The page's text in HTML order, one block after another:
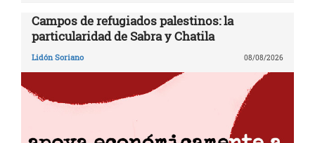
Campos de refugiados palestinos: la
particularidad de Sabra y Chatila
Lidón Soriano 08/08/2026